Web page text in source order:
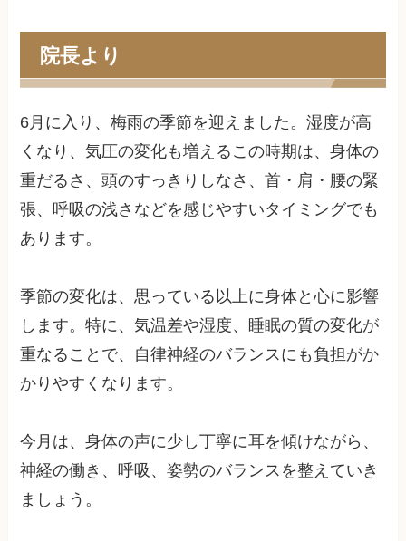
院長より
6月に入り、梅雨の季節を迎えました。湿度が高
くなり、気圧の変化も増えるこの時期は、身体の
重だるさ、頭のすっきりしなさ、首・肩・腰の緊
張、呼吸の浅さなどを感じやすいタイミングでも
あります。
季節の変化は、思っている以上に身体と心に影響
します。特に、気温差や湿度、睡眠の質の変化が
重なることで、自律神経のバランスにも負担がか
かりやすくなります。
今月は、身体の声に少し丁寧に耳を傾けながら、
神経の働き、呼吸、姿勢のバランスを整えていき
ましょう。